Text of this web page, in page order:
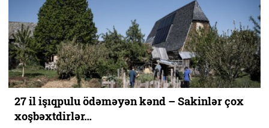
27 il işıqpulu ödəməyən kənd – Sakinlər çox
xoşbəxtdirlər…